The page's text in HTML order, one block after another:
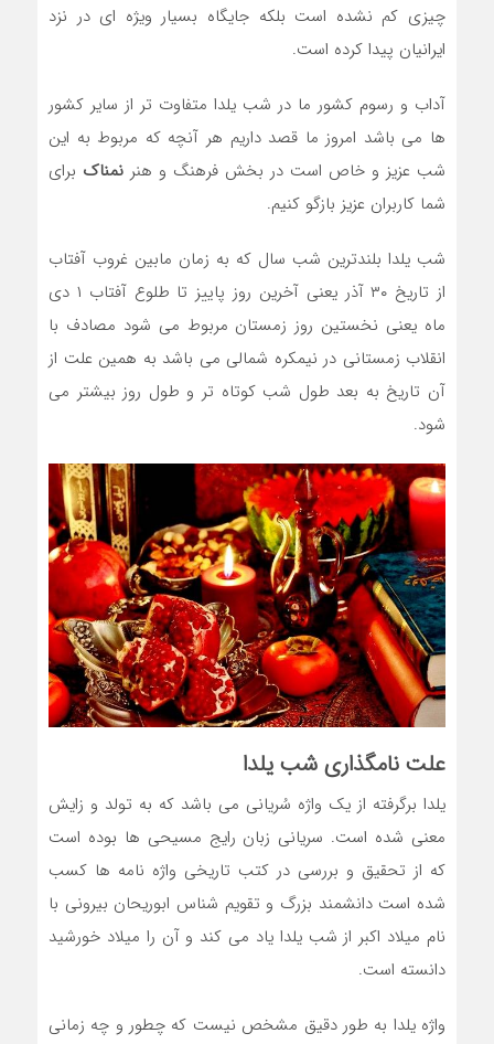
چیزی کم نشده است بلکه جایگاه بسیار ویژه ای در نزد
ایرانیان پیدا کرده است.
آداب و رسوم کشور ما در شب یلدا متفاوت تر از سایر کشور
ها می باشد امروز ما قصد داریم هر آنچه که مربوط به این
شب عزیز و خاص است در بخش فرهنگ و هنر نمناک برای
شما کاربران عزیز بازگو کنیم.
شب یلدا بلندترین شب سال که به زمان مابین غروب آفتاب
از تاریخ ۳۰ آذر یعنی آخرین روز پاییز تا طلوع آفتاب ۱ دی
ماه یعنی نخستین روز زمستان مربوط می شود مصادف با
انقلاب زمستانی در نیمکره شمالی می باشد به همین علت از
آن تاریخ به بعد طول شب کوتاه تر و طول روز بیشتر می
شود.
علت نامگذاری شب یلدا
یلدا برگرفته از یک واژه سُریانی می باشد که به تولد و زایش
معنی شده است. سریانی زبان رایج مسیحی ها بوده است
که از تحقیق و بررسی در کتب تاریخی واژه نامه ها کسب
شده است دانشمند بزرگ و تقویم شناس ابوریحان بیرونی با
نام میلاد اکبر از شب یلدا یاد می کند و آن را میلاد خورشید
دانسته است.
واژه یلدا به طور دقیق مشخص نیست که چطور و چه زمانی